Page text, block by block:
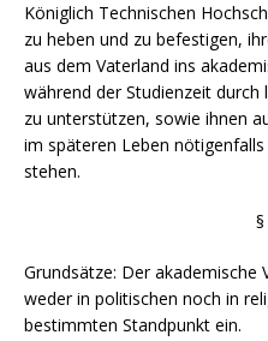
Königlich Technischen
zu heben und zu befestigen,
aus dem Vaterland ins
während der Studienzeit
zu unterstützen, sowie ihnen
im späteren Leben
stehen.
§
Grundsätze: Der akademische
weder in politischen noch in
bestimmten Standpunkt ein.